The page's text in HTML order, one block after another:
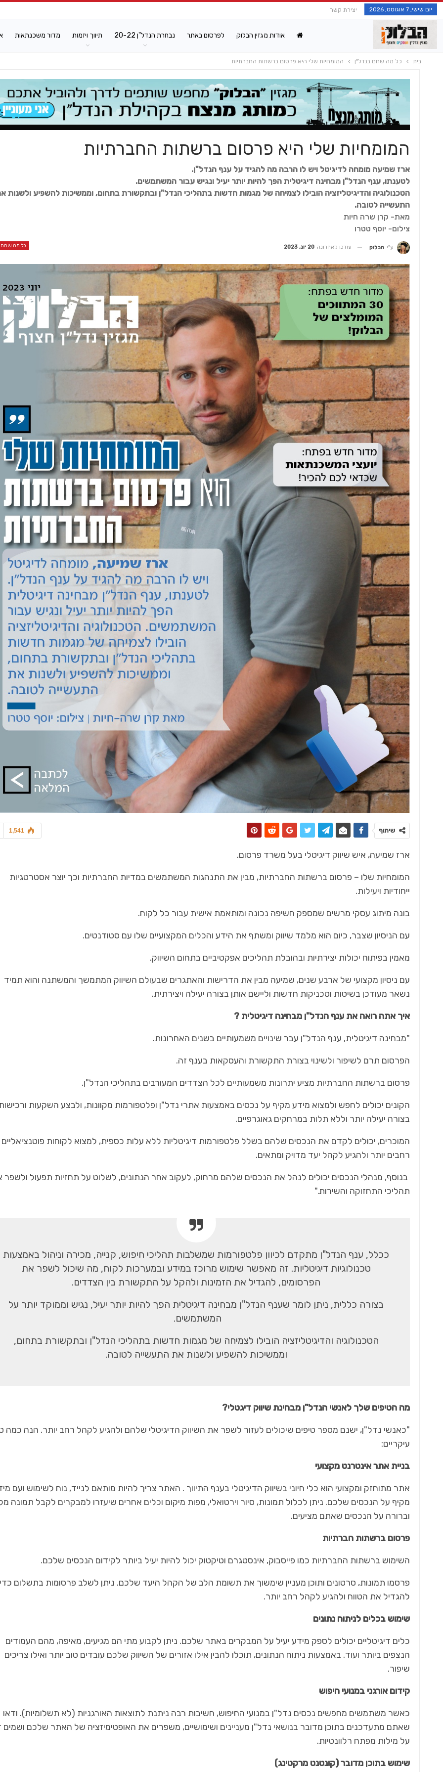
יום שישי, 7 אוגוסט, 2026 יצירת קשר
אודות מגזין הבלוק לפרסום באתר נבחרת הנדל"ן 20-22 תיווך ויזמות מדור משכנתאות
בית כל מה שחם בנדל"ן המומחיות שלי היא פרסום ברשתות החברתיות
המומחיות שלי היא פרסום ברשתות החברתיות
ארז שמיעה מומחה לדיגיטל ויש לו הרבה מה להגיד על ענף הנדל"ן.
לטענתו, ענף הנדל"ן מבחינה דיגיטלית הפך להיות יותר יעיל ונגיש עבור המשתמשים.
הטכנולוגיה והדיגיטליזציה הובילו לצמיחה של מגמות חדשות בתהליכי הנדל"ן ובתקשורת בתחום, וממשיכות להשפיע ולשנות
התעשייה לטובה.
מאת- קרן שרה חיות
צילום- יוסף טטרו
כל מה שחם ע"י הבלוק עודכן לאחרונה 20 יונ, 2023
1,541 שיתוף
ארז שמיעה, איש שיווק דיגיטלי בעל משרד פרסום.
המומחיות שלו – פרסום ברשתות החברתיות, מבין את התנהגות המשתמשים במדיות החברתיות וכך יוצר אסטרטגיות
ייחודיות ויעילות.
בונה מיתוג עסקי מרשים שמספק חשיפה נכונה ומותאמת אישית עבור כל לקוח.
עם הניסיון שצבר, כיום הוא מלמד שיווק ומשתף את הידע והכלים המקצועיים שלו עם סטודנטים.
מאמין בפיתוח יכולות יצירתיות ובהובלת תהליכים אפקטיביים בתחום השיווק.
עם ניסיון מקצועי של ארבע שנים, שמיעה מבין את הדרישות והאתגרים שבעולם השיווק המתמשך והמשתנה והוא תמיד
נשאר מעודכן בשיטות וטכניקות חדשות וליישם אותן בצורה יעילה ויצירתית.
איך אתה רואה את ענף הנדל"ן מבחינה דיגיטלית ?
"מבחינה דיגיטלית, ענף הנדל"ן עבר שינויים משמעותיים בשנים האחרונות.
הפרסום תרם לשיפור ולשינוי בצורת התקשורת והעסקאות בענף זה.
פרסום ברשתות החברתיות מציע יתרונות משמעותיים לכל הצדדים המעורבים בתהליכי הנדל"ן.
הקונים יכולים לחפש ולמצוא מידע מקיף על נכסים באמצעות אתרי נדל"ן ופלטפורמות מקוונות, ולבצע השקעות
בצורה יעילה יותר וללא תלות במרחקים גאוגרפיים.
המוכרים, יכולים לקדם את הנכסים שלהם בשלל פלטפורמות דיגיטליות ללא עלות כספית, למצוא לקוחות פוטנציאליים
רחבים יותר ולהגיע לקהל יעד מדויק ומתאים.
בנוסף, מנהלי הנכסים יכולים לנהל את הנכסים שלהם מרחוק, לעקוב אחר הנתונים, לשלוט על תחזיות תפעול ולשפר
תהליכי התחזוקה והשירות."
ככלל, ענף הנדל"ן מתקדם לכיוון פלטפורמות שמשלבות תהליכי חיפוש, קנייה, מכירה וניהול באמצעות
טכנולוגיות דיגיטליות. זה מאפשר שימוש מרוכז במידע ובמערכות לקוח, מה שיכול לשפר את
הפרסומים, להגדיל את הזמינות ולהקל על התקשורת בין הצדדים.
בצורה כללית, ניתן לומר שענף הנדל"ן מבחינה דיגיטלית הפך להיות יותר יעיל, נגיש וממוקד יותר על
המשתמשים.
הטכנולוגיה והדיגיטליזציה הובילו לצמיחה של מגמות חדשות בתהליכי הנדל"ן ובתקשורת בתחום,
וממשיכות להשפיע ולשנות את התעשייה לטובה.
מה הטיפים שלך לאנשי הנדל"ן מבחינת שיווק דיגטלי?
"כאנשי נדל"ן, ישנם מספר טיפים שיכולים לעזור לשפר את השיווק הדיגיטלי שלהם ולהגיע לקהל רחב יותר. הנה כמה
עיקריים:
בניית אתר אינטרנט מקצועי
אתר מתוחזק ומקצועי הוא כלי חיוני בשיווק הדיגיטלי בענף התיווך . האתר צריך להיות מותאם לנייד, נוח לשימוש ועם
מקיף על הנכסים שלכם. ניתן לכלול תמונות, סיור וירטואלי, מפות מיקום וכלים אחרים שיעזרו למבקרים לקבל תמונה
וברורה על הנכסים שאתם מציעים.
פרסום ברשתות חברתיות
השימוש ברשתות החברתיות כמו פייסבוק, אינסטגרם וטיקטוק יכול להיות יעיל ביותר לקידום הנכסים שלכם.
פרסמו תמונות, סרטונים ותוכן מעניין שימשוך את תשומת הלב של הקהל היעד שלכם. ניתן לשלב פרסומות בתשלום כדי
להגדיל את הטווח ולהגיע לקהל רחב יותר.
שימוש בכלים לניתוח נתונים
כלים דיגיטליים יכולים לספק מידע יעיל על המבקרים באתר שלכם. ניתן לקבוע מתי הם מגיעים, מאיפה, מהם העמודים
הנצפים ביותר ועוד. באמצעות ניתוח הנתונים, תוכלו להבין אילו אזורים של השיווק שלכם עובדים טוב יותר ואילו צריכים
שיפור.
קידום אורגני במנועי חיפוש
כאשר משתמשים מחפשים נכסים נדל"ן במנועי החיפוש, חשיבות רבה ניתנת לתוצאות האורגניות (לא תשלומיות). ודאו
שאתם מתעדכנים בתוכן מדובר בנושאי נדל"ן מעניינים ושימושיים, משפרים את האופטימיזציה של האתר שלכם
על מילות מפתח רלוונטיות.
שימוש בתוכן מדובר (קונטנט מרקטינג)
כל מה שחם בנדל"ן
רוני בריק, נשיא התאחדות הקבלנים בוני
הארץ
דוהרת קדימה